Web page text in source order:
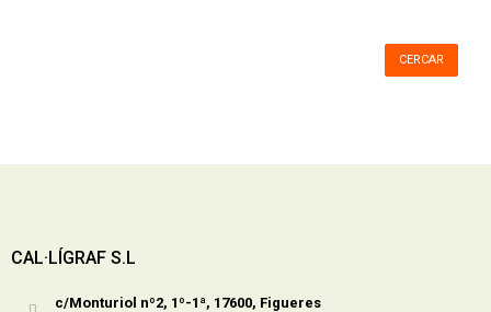
CERCAR
CAL·LÍGRAF S.L
c/Monturiol nº2, 1º-1ª, 17600, Figueres